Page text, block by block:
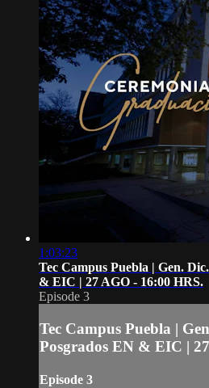
1:03:23
Tec Campus Puebla | Gen.
& EIC | 27 AGO - 16:00 HRS.
Episode 3
Tec Campus Puebla |
Posgrados EN & EIC |
Episode 3